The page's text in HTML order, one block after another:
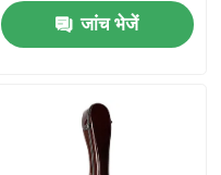
जांच भेजें